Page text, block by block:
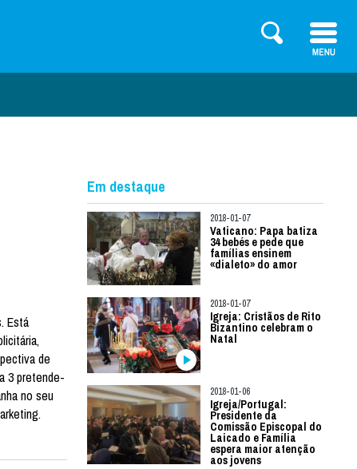
Está
de
3 pretende-
no seu
Em destaque
2018-01-07
Vaticano: Papa batiza
34 bebés e pede que
famílias ensinem
«dialeto» do amor
2018-01-07
Igreja: Cristãos de Rito
Bizantino celebram o
Natal
2018-01-06
Igreja/Portugal:
Presidente da
Comissão Episcopal do
Laicado e Família
espera maior atenção
aos jovens